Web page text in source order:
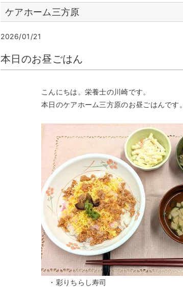
ケアホーム三方原
2026/01/21
本日のお昼ごはん
こんにちは。栄養士の川崎です。
本日のケアホーム三方原のお昼ごはんです。
・彩りちらし寿司